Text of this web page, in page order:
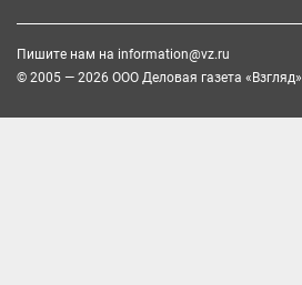
Пишите нам на information@vz.ru
© 2005 — 2026 ООО Деловая газета «Взгляд»